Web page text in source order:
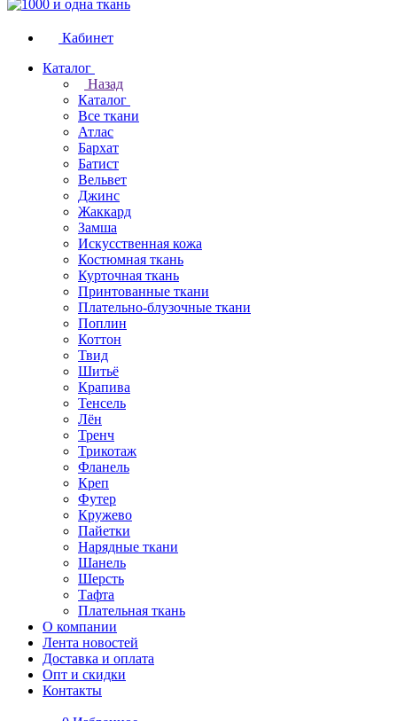
Кабинет
Каталог
Назад
Каталог
Все ткани
Атлас
Бархат
Батист
Вельвет
Джинс
Жаккард
Замша
Искусственная кожа
Костюмная ткань
Курточная ткань
Принтованные ткани
Плательно-блузочные ткани
Поплин
Коттон
Твид
Шитьё
Крапива
Тенсель
Лён
Тренч
Трикотаж
Фланель
Креп
Футер
Кружево
Пайетки
Нарядные ткани
Шанель
Шерсть
Тафта
Плательная ткань
О компании
Лента новостей
Доставка и оплата
Опт и скидки
Контакты